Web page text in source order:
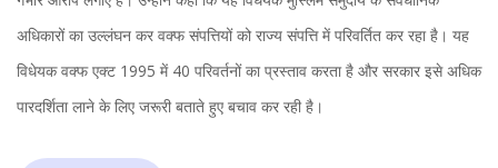
अधिकारों का उल्लंघन कर वक्फ संपत्तियों को राज्य संपत्ति में परिवर्तित कर रहा है। यह
विधेयक वक्फ एक्ट 1995 में 40 परिवर्तनों का प्रस्ताव करता है और सरकार इसे अधिक
पारदर्शिता लाने के लिए जरूरी बताते हुए बचाव कर रही है।